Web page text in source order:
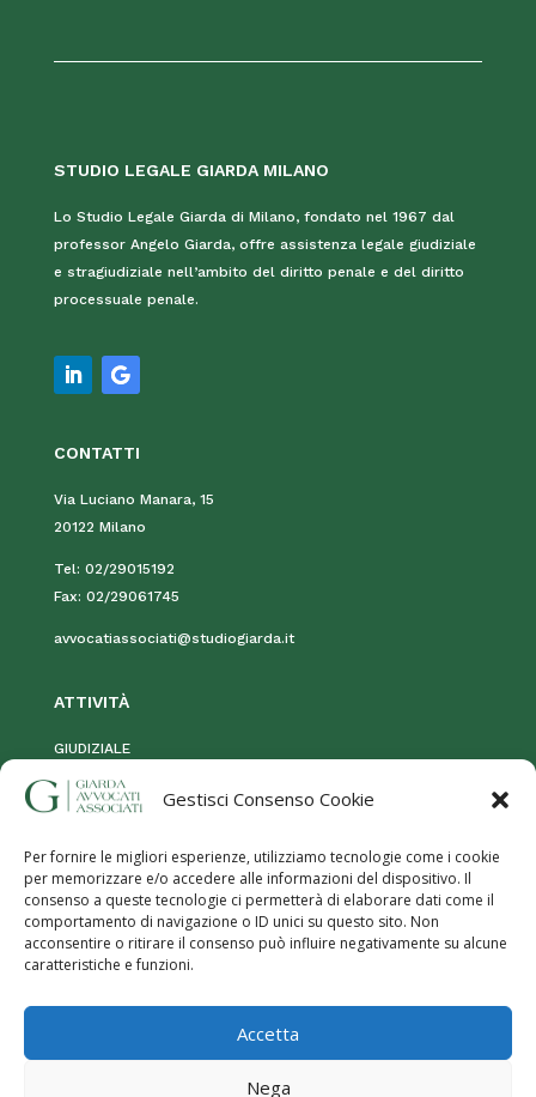
Gestisci Consenso Cookie
Per fornire le migliori esperienze, utilizziamo tecnologie come i cookie
per memorizzare e/o accedere alle informazioni del dispositivo. Il
consenso a queste tecnologie ci permetterà di elaborare dati come il
comportamento di navigazione o ID unici su questo sito. Non
acconsentire o ritirare il consenso può influire negativamente su alcune
caratteristiche e funzioni.
Accetta
Nega
STUDIO LEGALE GIARDA MILANO
Lo Studio Legale Giarda di Milano, fondato nel 1967 dal
professor Angelo Giarda, offre assistenza legale giudiziale
e stragiudiziale nell’ambito del diritto penale e del diritto
processuale penale.
CONTATTI
Via Luciano Manara, 15
20122 Milano
Tel: 02/29015192
Fax: 02/29061745
avvocatiassociati@studiogiarda.it
ATTIVITÀ
GIUDIZIALE
STRAGIUDIZIALE
Associati – P.iva:08906630960